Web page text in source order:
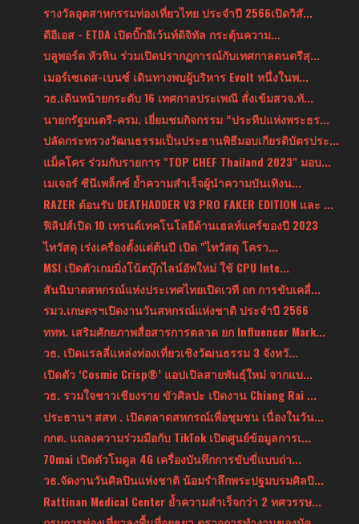
รางวัลอุตสาหกรรมท่องเที่ยวไทย ประจำปี 2566เปิดวิสั...
ดีอีเอส - ETDA เปิดบิ๊กอีเว้นท์ดิจิทัล กระตุ้นความ...
บลูพอร์ต หัวหิน ร่วมเปิดปรากฏการณ์กับเทศกาลดนตรีสุ...
เมอร์เซเดส-เบนซ์ เดินทางพบผู้บริหาร Evolt หนึ่งในพ...
วธ.เดินหน้ายกระดับ 16 เทศกาลประเพณี สั่งเข้มสวจ.ทั...
นายกรัฐมนตรี-ครม. เยี่ยมชมกิจกรรม “ประทีปแห่งพระธร...
ปลัดกระทรวงวัฒนธรรมเป็นประธานพิธีมอบเกียรติบัตรประ...
แม็คโคร ร่วมกับรายการ "TOP CHEF Thailand 2023" มอบ...
เมเจอร์ ซีนีเพล็กซ์ ย้ำความสำเร็จผู้นำความบันเทิงน...
RAZER ต้อนรับ DEATHADDER V3 PRO FAKER EDITION และ ...
ฟิลิปส์เปิด 10 เทรนด์เทคโนโลยีด้านเฮลท์แคร์ของปี 2023
ไทวัสดุ เร่งเครื่องตั้งแต่ต้นปี เปิด "ไทวัสดุ โครา...
MSI เปิดตัวเกมมิ่งโน้ตบุ๊กไลน์อัพใหม่ ใช้ CPU Inte...
สันนิบาตสหกรณ์แห่งประเทศไทยเปิดเวที ถก การขับเคลื่...
รมว.เกษตรฯเปิดงานวันสหกรณ์แห่งชาติ ประจำปี 2566
ททท. เสริมศักยภาพสื่อสารการตลาด ยก Influencer Mark...
วธ. เปิดแรลลี่แหล่งท่องเที่ยวเชิงวัฒนธรรม 3 จังหวั...
เปิดตัว ‘Cosmic Crisp®’ แอปเปิลสายพันธุ์ใหม่ จากแบ...
วธ. รวมใจชาวเชียงราย ขัวศิลปะ เปิดงาน Chiang Rai ...
ประธานฯ สสท . เปิดตลาดสหกรณ์เพื่อชุมชน เนื่องในวัน...
กกต. แถลงความร่วมมือกับ TikTok เปิดศูนย์ข้อมูลการเ...
70mai เปิดตัวโมดูล 4G เครื่องบันทึกการขับขี่แบบถ่า...
วธ.จัดงานวันศิลปินแห่งชาติ น้อมรำลึกพระปฐมบรมศิลปิ...
Rattinan Medical Center ย้ำความสำเร็จกว่า 2 ทศวรรษ...